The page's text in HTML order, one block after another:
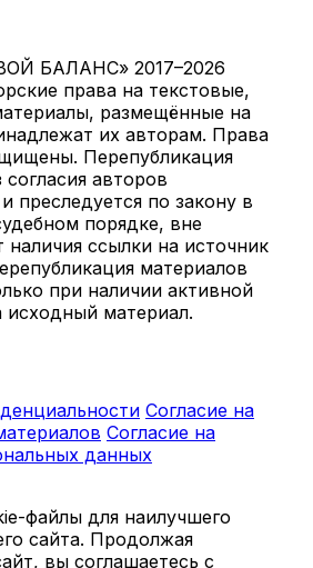
БАЛАНС» 2017–2026
права на текстовые,
размещённые на
их авторам. Права
Перепубликация
авторов
преследуется по закону в
порядке, вне
наличия ссылки на источник
материалов
при наличии активной
исходный материал.
Согласие на
Согласие на
данных
файлы для наилучшего
сайта. Продолжая
вы соглашаетесь с